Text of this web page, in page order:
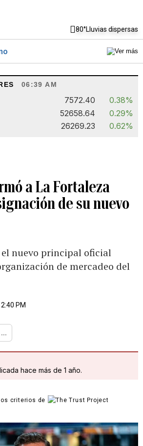
80°Lluvias dispersas
06:39 AM
7572.40
0.38%
52658.64
0.29%
26269.23 0.62%
a La Fortaleza
de su nuevo
el nuevo principal oficial
de mercadeo del
PM
...
hace más de 1 año.
criterios de